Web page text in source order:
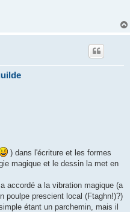
) dans l'écriture et les formes
magique et le dessin la met en
accordé a la vibration magique (a
poulpe prescient local (Ftaghn!)?)
étant un parchemin, mais il